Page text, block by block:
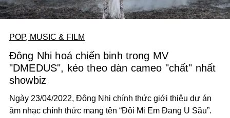
POP, MUSIC & FILM
Đông Nhi hoá chiến binh trong MV
"DMEDUS", kéo theo dàn cameo "chất" nhất
showbiz
Ngày 23/04/2022, Đông Nhi chính thức giới thiệu dự án
âm nhạc chính thức mang tên “Đôi Mi Em Đang U Sầu”.